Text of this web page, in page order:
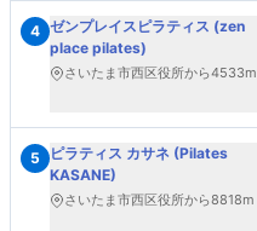
4 ゼンプレイスピラティス (zen
place pilates)
さいたま市西区役所から4533m
5
ピラティス カサネ (Pilates
KASANE)
さいたま市西区役所から8818m